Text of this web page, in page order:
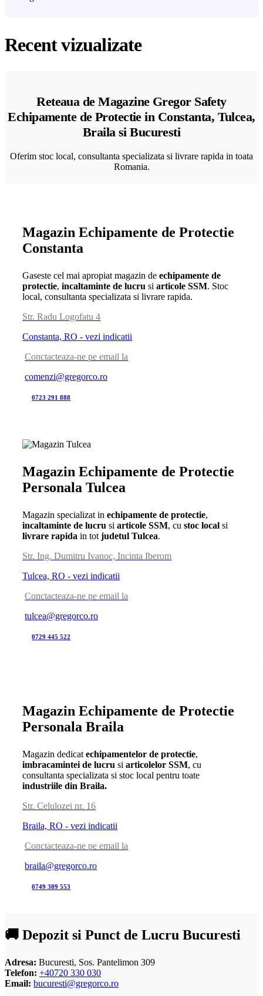
Recent vizualizate
Reteaua de Magazine Gregor Safety
Echipamente de Protectie in Constanta, Tulcea,
Braila si Bucuresti
Oferim stoc local, consultanta specializata si livrare rapida in toata
Romania.
Magazin Echipamente de Protectie
Constanta
Gaseste cel mai apropiat magazin deechipamente de
protectie,incaltaminte de lucru siarticole SSM. Stoc
local, consultanta specializata si livrare rapida.
Str. Radu Logofatu 4
Constanta, RO - vezi indicatii
Conctacteaza-ne pe email la
comenzi@gregorco.ro
0723 291 888
Magazin Echipamente de Protectie
Personala Tulcea
Magazin specializat inechipamente de protectie,
incaltaminte de lucru siarticole SSM, cu stoc local si
livrare rapida in totjudetul Tulcea.
Str. Ing. Dumitru Ivanoc, Incinta Iberom
Tulcea, RO - vezi indicatii
Conctacteaza-ne pe email la
tulcea@gregorco.ro
0729 445 522
Magazin Echipamente de Protectie
Personala Braila
Magazin dedicatechipamentelor de protectie,
imbracamintei de lucru siarticolelor SSM, cu
consultanta specializata si stoc local pentru toate
industriile din Braila.
Str. Celulozei nr. 16
Braila, RO - vezi indicatii
Conctacteaza-ne pe email la
braila@gregorco.ro
0749 389 553
🚚 Depozit si Punct de Lucru Bucuresti
Adresa: Bucuresti, Sos. Pantelimon 309
Telefon: +40720 330 030
Email: bucuresti@gregorco.ro